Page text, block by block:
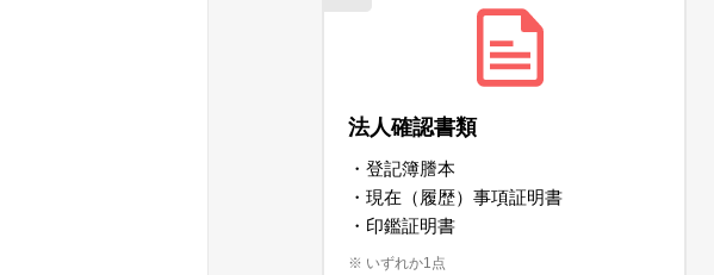
法人確認書類
・登記簿謄本
・現在（履歴）事項証明書
・印鑑証明書
※ いずれか1点